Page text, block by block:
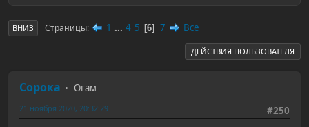
ВНИЗ Страницы 1 ... 4 5 6 7 Все
ДЕЙСТВИЯ ПОЛЬЗОВАТЕЛЯ
Сорока
Огам
#250
21 ноября 2020, 20:32:29